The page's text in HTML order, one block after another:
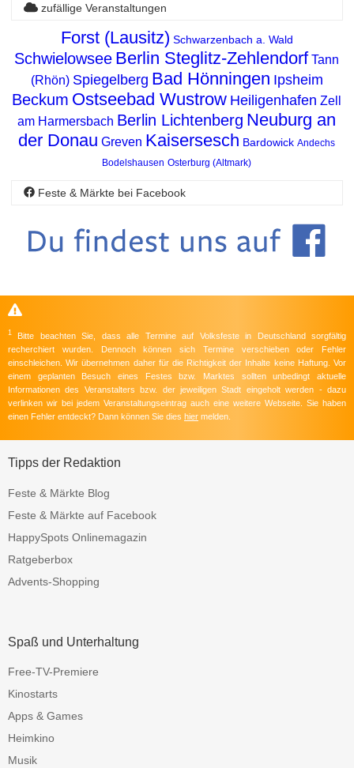
zufällige Veranstaltungen
Forst (Lausitz) Schwarzenbach a. Wald
Schwielowsee Berlin Steglitz-Zehlendorf Tann
(Rhön) Spiegelberg Bad Hönningen Ipsheim
Beckum Ostseebad Wustrow Heiligenhafen Zell
am Harmersbach Berlin Lichtenberg Neuburg an
der Donau Greven Kaisersesch Bardowick Andechs
Bodelshausen Osterburg (Altmark)
Feste & Märkte bei Facebook
1 Bitte beachten Sie, dass alle Termine auf Volksfeste in Deutschland sorgfältig
recherchiert wurden. Dennoch können sich Termine verschieben oder Fehler
einschleichen. Wir übernehmen daher für die Richtigkeit der Inhalte keine Haftung. Vor
einem geplanten Besuch eines Festes bzw. Marktes sollten unbedingt aktuelle
Informationen des Veranstalters bzw. der jeweiligen Stadt eingeholt werden - dazu
verlinken wir bei jedem Veranstaltungseintrag auch eine weitere Webseite. Sie haben
einen Fehler entdeckt? Dann können Sie dies hier melden.
Tipps der Redaktion
Feste & Märkte Blog
Feste & Märkte auf Facebook
HappySpots Onlinemagazin
Ratgeberbox
Advents-Shopping
Spaß und Unterhaltung
Free-TV-Premiere
Kinostarts
Apps & Games
Heimkino
Musik